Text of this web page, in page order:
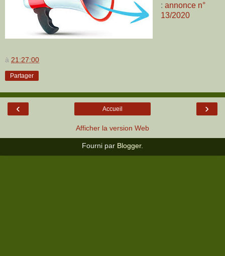
: annonce n°
13/2020
à 21:27:00
Partager
‹ ›
Accueil
Afficher la version Web
Fourni par Blogger.